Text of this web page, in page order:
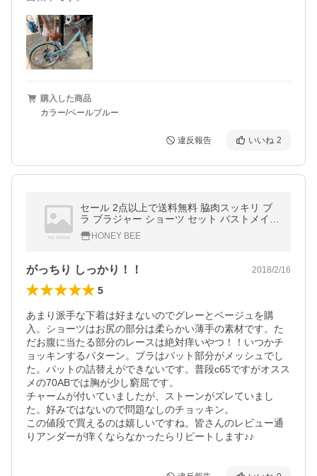
購入した商品
カラー/ペールブルー
違反報告 いいね 2
セール 2点以上で送料無料 脇肉スッキリ ブ
ラ ブラジャー ショーツ セット バストメイク
補正下着 リフトアップ 盛り 脇高 谷間メイク
メール便 dm
HONEY BEE
がっちり しっかり！！ 2018/2/16
5
あまり派手な下着は好まないのでグレーとベージュを購
入。ショーツはお尻の部分は柔らかい薄手の素材です。た
だお腹に当たる部分のレースは絶対痒いやつ！！いつかチ
ョッキンするパターン。ブラはパット部分がメッシュでし
た。パットの詰替えができないです。普段c65ですがオスス
メの70ABでは胸が少し窮屈です。
チャームが付いていましたが、ストーンがズレていまし
た。好みではないので問題なしのチョッキン。
この値段で買えるのは嬉しいですね。皆さんのレビュー通
りアンダーが痒くならなかったらリピートします♪♪